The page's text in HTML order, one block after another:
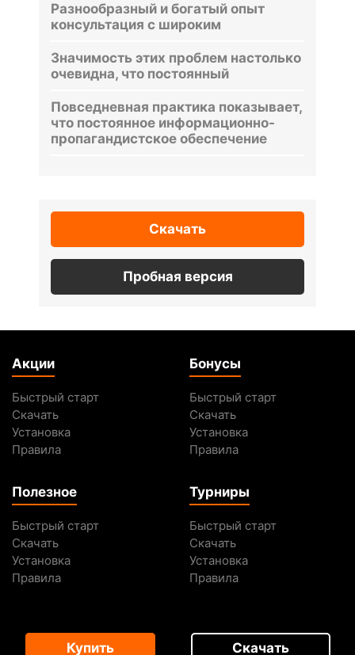
Разнообразный и богатый опыт
консультация с широким
Значимость этих проблем настолько
очевидна, что постоянный
Повседневная практика показывает,
что постоянное информационно-
пропагандистское обеспечение
Скачать
Пробная версия
Акции
Быстрый старт
Скачать
Установка
Правила
Бонусы
Быстрый старт
Скачать
Установка
Правила
Полезное
Быстрый старт
Скачать
Установка
Правила
Турниры
Быстрый старт
Скачать
Установка
Правила
Купить Скачать